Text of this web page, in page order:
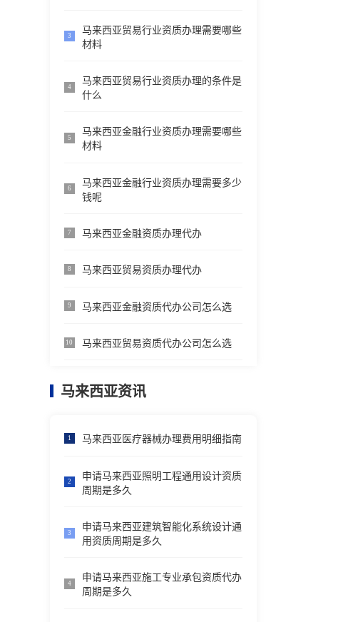
3
马来西亚贸易行业资质办理需要哪些
材料
4
马来西亚贸易行业资质办理的条件是
什么
5
马来西亚金融行业资质办理需要哪些
材料
6
马来西亚金融行业资质办理需要多少
钱呢
7 马来西亚金融资质办理代办
8 马来西亚贸易资质办理代办
9 马来西亚金融资质代办公司怎么选
10 马来西亚贸易资质代办公司怎么选
马来西亚资讯
1 马来西亚医疗器械办理费用明细指南
2
申请马来西亚照明工程通用设计资质
周期是多久
3
申请马来西亚建筑智能化系统设计通
用资质周期是多久
4
申请马来西亚施工专业承包资质代办
周期是多久